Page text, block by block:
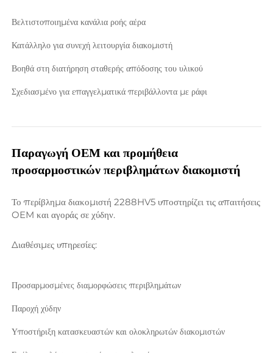
Βελτιστοποιημένα κανάλια ροής αέρα
Κατάλληλο για συνεχή λειτουργία διακομιστή
Βοηθά στη διατήρηση σταθερής απόδοσης του υλικού
Σχεδιασμένο για επαγγελματικά περιβάλλοντα με ράφι
Παραγωγή OEM και προμήθεια
προσαρμοστικών περιβλημάτων διακομιστή
Το περίβλημα διακομιστή 2288HV5 υποστηρίζει τις απαιτήσεις
OEM και αγοράς σε χύδην.
Διαθέσιμες υπηρεσίες:
Προσαρμοσμένες διαμορφώσεις περιβλημάτων
Παροχή χύδην
Υποστήριξη κατασκευαστών και ολοκληρωτών διακομιστών